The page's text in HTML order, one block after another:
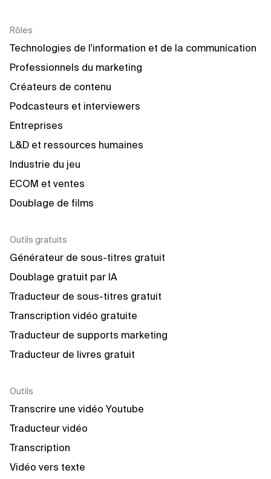
Rôles
Technologies de l'information et de la communication
Professionnels du marketing
Créateurs de contenu
Podcasteurs et interviewers
Entreprises
L&D et ressources humaines
Industrie du jeu
ECOM et ventes
Doublage de films
Outils gratuits
Générateur de sous-titres gratuit
Doublage gratuit par IA
Traducteur de sous-titres gratuit
Transcription vidéo gratuite
Traducteur de supports marketing
Traducteur de livres gratuit
Outils
Transcrire une vidéo Youtube
Traducteur vidéo
Transcription
Vidéo vers texte